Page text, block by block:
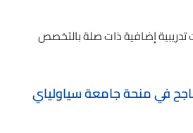
إضافية ذات صلة بالتخصص
في منحة جامعة سياولياي